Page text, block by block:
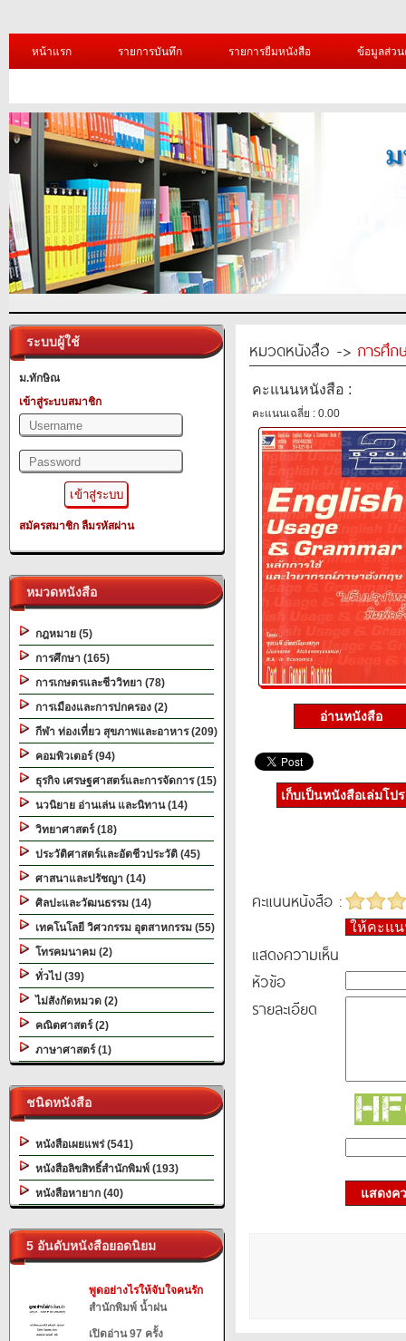
หน้าแรก รายการบันทึก รายการยืมหนังสือ ข้อมูลส่ว
ระบบผู้ใช้
ม.ทักษิณ
เข้าสู่ระบบสมาชิก
สมัครสมาชิก ลืมรหัสผ่าน
หมวดหนังสือ
กฎหมาย (5)
การศึกษา (165)
การเกษตรและชีววิทยา (78)
การเมืองและการปกครอง (2)
กีฬา ท่องเที่ยว สุขภาพและอาหาร (209)
คอมพิวเตอร์ (94)
ธุรกิจ เศรษฐศาสตร์และการจัดการ (15)
นวนิยาย อ่านเล่น และนิทาน (14)
วิทยาศาสตร์ (18)
ประวัติศาสตร์และอัตชีวประวัติ (45)
ศาสนาและปรัชญา (14)
ศิลปะและวัฒนธรรม (14)
เทคโนโลยี วิศวกรรม อุตสาหกรรม (55)
โทรคมนาคม (2)
ทั่วไป (39)
ไม่สังกัดหมวด (2)
คณิตศาสตร์ (2)
ภาษาศาสตร์ (1)
ชนิดหนังสือ
หนังสือเผยแพร่ (541)
หนังสือลิขสิทธิ์สำนักพิมพ์ (193)
หนังสือหายาก (40)
5 อันดับหนังสือยอดนิยม
พูดอย่างไรให้จับใจคนรัก
สำนักพิมพ์ น้ำฝน
เปิดอ่าน 97 ครั้ง
หมวดหนังสือ -> การศึก
คะแนนหนังสือ :
คะแนนเฉลี่ย : 0.00
อ่านหนังสือ
เก็บเป็นหนังสือเล่มโป
คะแนนหนังสือ :
ให้คะแ
แสดงความเห็น
หัวข้อ
รายละเอียด
แสดงค